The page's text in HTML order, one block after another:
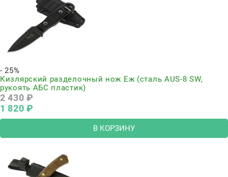
- 25%
Кизлярский разделочный нож Еж (сталь AUS-8 SW,
рукоять АБС пластик)
2 430 ₽
1 820 ₽
В КОРЗИНУ